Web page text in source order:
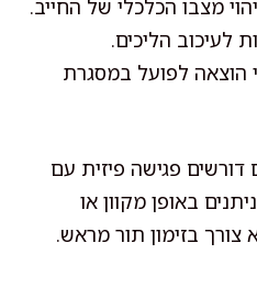
מצבו הכלכלי של החייב.
לעיכוב הליכים.
הוצאה לפועל במסגרת
דורשים פגישה פיזית עם
באופן מקוון או
בזימון תור מראש.